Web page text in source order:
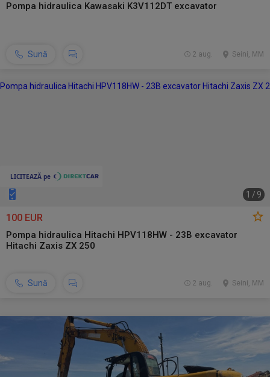
Pompa hidraulica Kawasaki K3V112DT excavator
Sună Seini, MM
2 aug.
1 / 9
100 EUR
Pompa hidraulica Hitachi HPV118HW - 23B excavator
Hitachi Zaxis ZX 250
Sună Seini, MM
2 aug.